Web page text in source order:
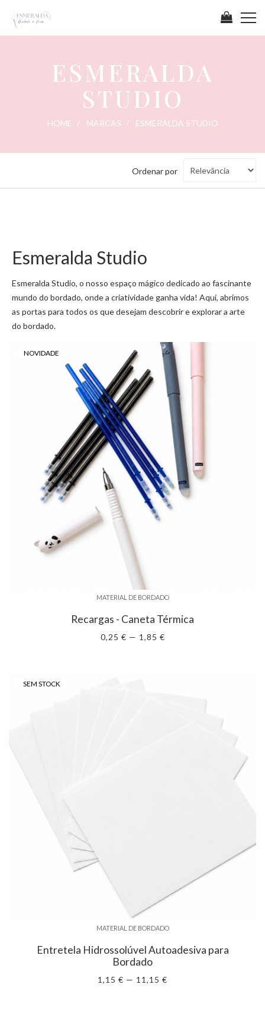
ESMERALDA
STUDIO
HOME MARCAS ESMERALDA STUDIO
Ordenar por Ordenar
Esmeralda Studio
Esmeralda Studio, o nosso espaço mágico dedicado ao fascinante
mundo do bordado, onde a criatividade ganha vida! Aqui, abrimos
as portas para todos os que desejam descobrir e explorar a arte
do bordado.
NOVIDADE
MATERIAL DE BORDADO
Recargas - Caneta Térmica
0,25 € — 1,85 €
SEM STOCK
MATERIAL DE BORDADO
Entretela Hidrossolúvel Autoadesiva para
Bordado
1,15 € — 11,15 €